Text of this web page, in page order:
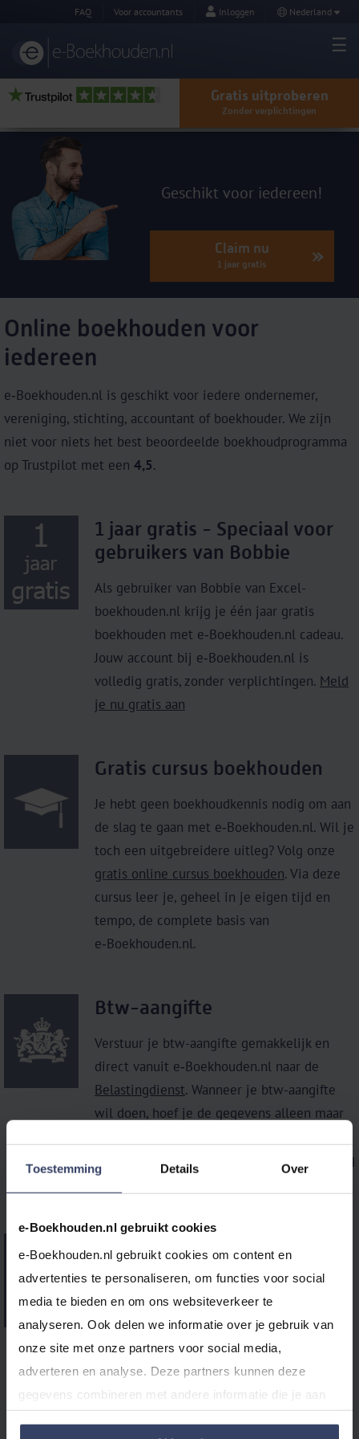
Toestemming Details Over
e-Boekhouden.nl gebruikt cookies
e-Boekhouden.nl gebruikt cookies om content en
advertenties te personaliseren, om functies voor social
media te bieden en om ons websiteverkeer te
analyseren. Ook delen we informatie over je gebruik van
onze site met onze partners voor social media,
adverteren en analyse. Deze partners kunnen deze
gegevens combineren met andere informatie die je aan
FAQ Voor accountants Inloggen Nederland
Gratis uitproberen
Zonder verplichtingen
Geschikt voor iedereen!
Claim nu
1 jaar gratis
Online boekhouden voor
iedereen
e‑Boekhouden.nl is geschikt voor iedere ondernemer,
vereniging, stichting, accountant of boekhouder. We zijn
niet voor niets het best beoordeelde boekhoudprogramma
op Trustpilot met een 4,5.
1 jaar gratis - Speciaal voor
gebruikers van Bobbie
Als gebruiker van Bobbie van Excel-
boekhouden.nl krijg je één jaar gratis
boekhouden met e‑Boekhouden.nl cadeau.
Jouw account bij e‑Boekhouden.nl is
volledig gratis, zonder verplichtingen. Meld
je nu gratis aan
Gratis cursus boekhouden
Je hebt geen boekhoudkennis nodig om aan
de slag te gaan met e‑Boekhouden.nl. Wil je
toch een uitgebreidere uitleg? Volg onze
gratis online cursus boekhouden. Via deze
cursus leer je, geheel in je eigen tijd en
tempo, de complete basis van
e‑Boekhouden.nl.
Btw-aangifte
Verstuur je btw-aangifte gemakkelijk en
direct vanuit e‑Boekhouden.nl naar de
Belastingdienst. Wanneer je btw-aangifte
wil doen, hoef je de gegevens alleen maar
naar de Belastingdienst te versturen. Handig
Koppelingen
Bespaar veel tijd en moeite, dankzij onze
velekoppelingen. Koppel jouw bank,
webshop of betaalprovider (PSP) aan je
boekhouding, zodat je nooit meer
transacties hoeft over te typen of te
knippen/plakken. Zo automatiseer je jouw
boekhouding nóg verder!